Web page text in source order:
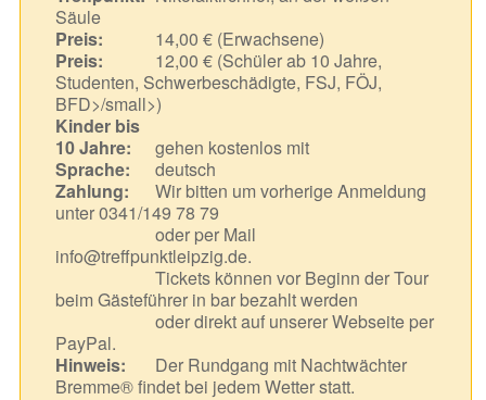
Säule
Preis:
14,00 € (Erwachsene)
Preis:
12,00 € (Schüler ab 10 Jahre,
Studenten, Schwerbeschädigte, FSJ, FÖJ,
BFD>/small>)
Kinder bis
10 Jahre:
gehen kostenlos mit
Sprache:
deutsch
Zahlung:
Wir bitten um vorherige Anmeldung
unter 0341/149 78 79
oder per Mail
info@treffpunktleipzig.de.
Tickets können vor Beginn der Tour
beim Gästeführer in bar bezahlt werden
oder direkt auf unserer Webseite per
PayPal.
Hinweis:
Der Rundgang mit Nachtwächter
Bremme® findet bei jedem Wetter statt.